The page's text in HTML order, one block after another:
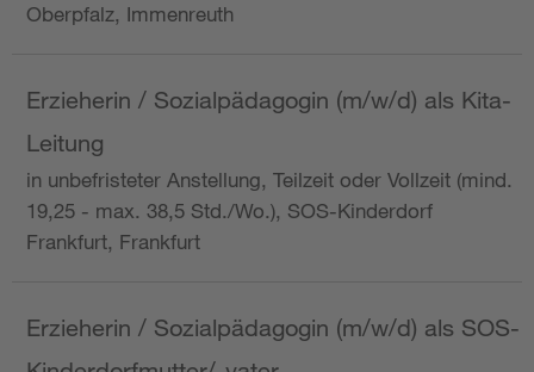
Oberpfalz, Immenreuth
Erzieherin / Sozialpädagogin (m/w/d) als Kita-
Leitung
in unbefristeter Anstellung, Teilzeit oder Vollzeit (mind.
19,25 - max. 38,5 Std./Wo.), SOS-Kinderdorf
Frankfurt, Frankfurt
Erzieherin / Sozialpädagogin (m/w/d) als SOS-